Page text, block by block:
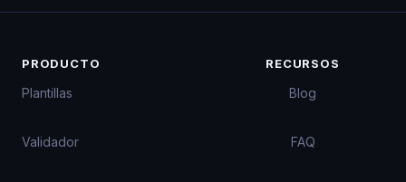
PRODUCTO
Plantillas
Validador
RECURSOS
Blog
FAQ